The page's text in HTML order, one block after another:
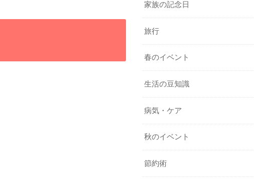
家族の記念日
旅行
春のイベント
生活の豆知識
病気・ケア
秋のイベント
節約術